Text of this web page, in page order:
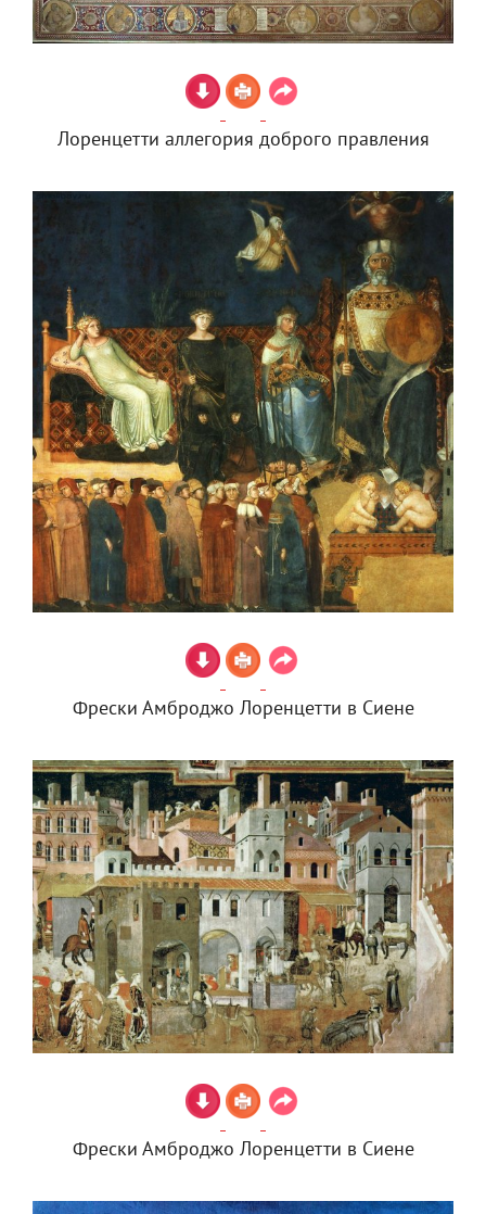
Лоренцетти аллегория доброго правления
Фрески Амброджо Лоренцетти в Сиене
Фрески Амброджо Лоренцетти в Сиене